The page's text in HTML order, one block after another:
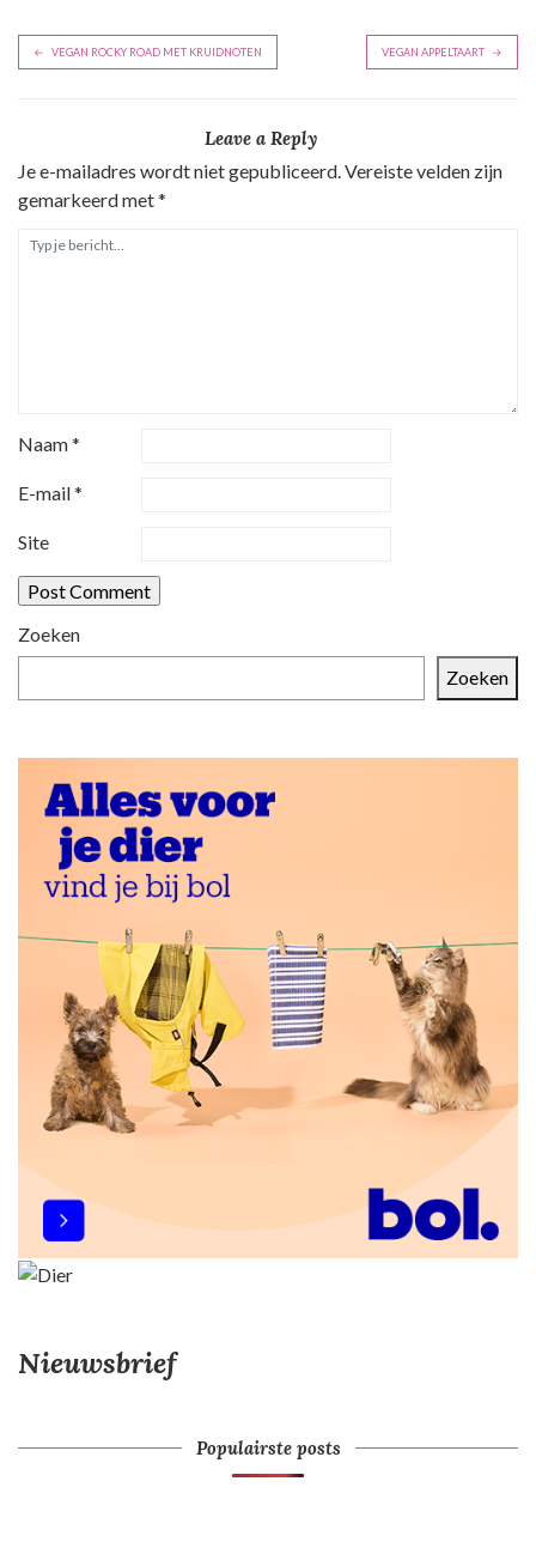
B
c
h
a
t
e
VEGAN ROCKY ROAD MET KRUIDNOTEN VEGAN APPELTAART
Leave a Reply
Je e-mailadres wordt niet gepubliceerd.Vereiste velden zijn
gemarkeerd met*
Naam*
E-mail*
Site
Zoeken
Zoeken
Nieuwsbrief
Populairste posts